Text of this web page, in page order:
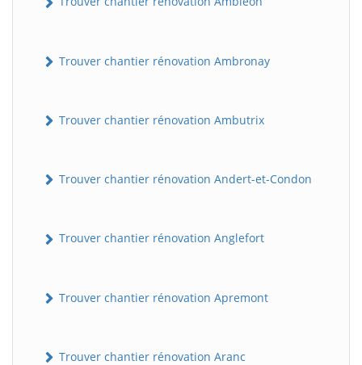
Trouver chantier rénovation Ambronay
Trouver chantier rénovation Ambutrix
Trouver chantier rénovation Andert-et-Condon
Trouver chantier rénovation Anglefort
Trouver chantier rénovation Apremont
Trouver chantier rénovation Aranc